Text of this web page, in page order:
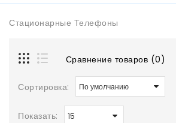
Стационарные Телефоны
Сравнение товаров (0)
Сортировка:
Показать: